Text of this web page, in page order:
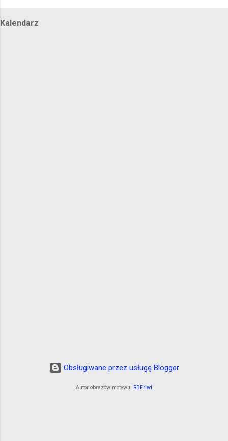
Kalendarz
Obsługiwane przez usługę Blogger
Autor obrazów motywu: RBFried